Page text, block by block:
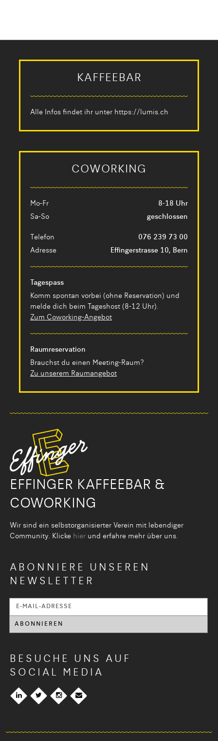
EFFINGER KAFFEEBAR &
COWORKING
Wir sind ein selbstorganisier­ter Verein mit lebendiger
Community. Klicke hier und erfahre mehr über uns.
ABONNIERE UNSEREN
NEWSLETTER
BESUCHE UNS AUF
SOCIAL MEDIA
COWORKING
Mo-Fr
8-18 Uhr
Sa-So
geschlossen
Telefon
076 239 73 00
Adresse
Effingerstrasse 10, Bern
Tagespass
Komm spontan vorbei (ohne Reservation) und
melde dich beim Tageshost (8-12 Uhr).
Zum Coworking-Angebot
Raumreservation
Brauchst du einen Meeting-Raum?
Zu unserem Raumangebot
KAFFEEBAR
Alle Infos findet ihr unter https://lumis.ch